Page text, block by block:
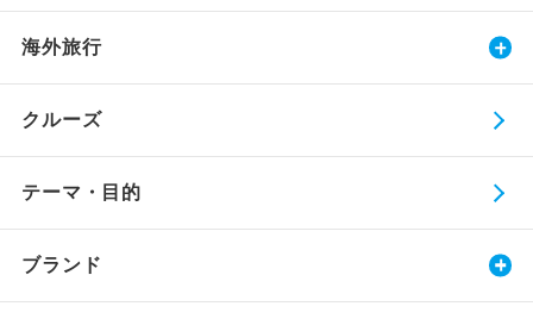
海外旅行
クルーズ
テーマ・目的
ブランド